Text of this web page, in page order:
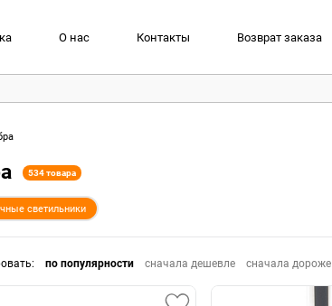
О нас Контакты Возврат заказа
534 товара
светильники
: по популярности сначала дешевле сначала дороже